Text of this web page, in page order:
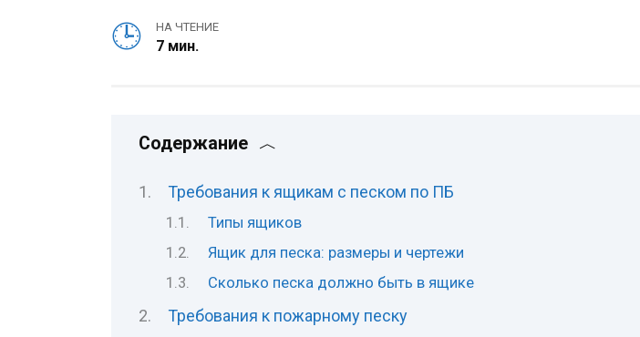
НА ЧТЕНИЕ
7 мин.
Содержание
Требования к ящикам с песком по ПБ
Типы ящиков
Ящик для песка: размеры и чертежи
Сколько песка должно быть в ящике
Требования к пожарному песку